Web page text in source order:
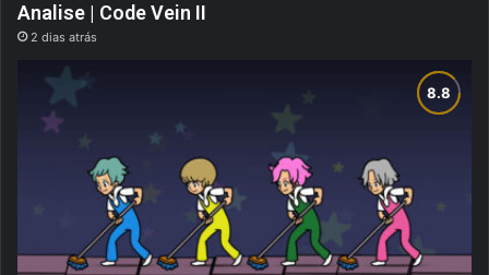
Analise | Code Vein II
2 dias atrás